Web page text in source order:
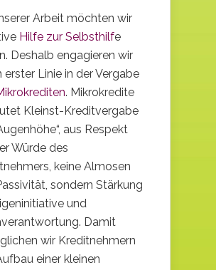
Arbeit möchten wir
Hilfe zur Selbsthilfe
Deshalb engagieren wir
erster Linie in der Vergabe
. Mikrokredite
Kleinst-Kreditvergabe
aus Respekt
Würde des
keine Almosen
sondern Stärkung
und
Damit
wir Kreditnehmern
einer kleinen